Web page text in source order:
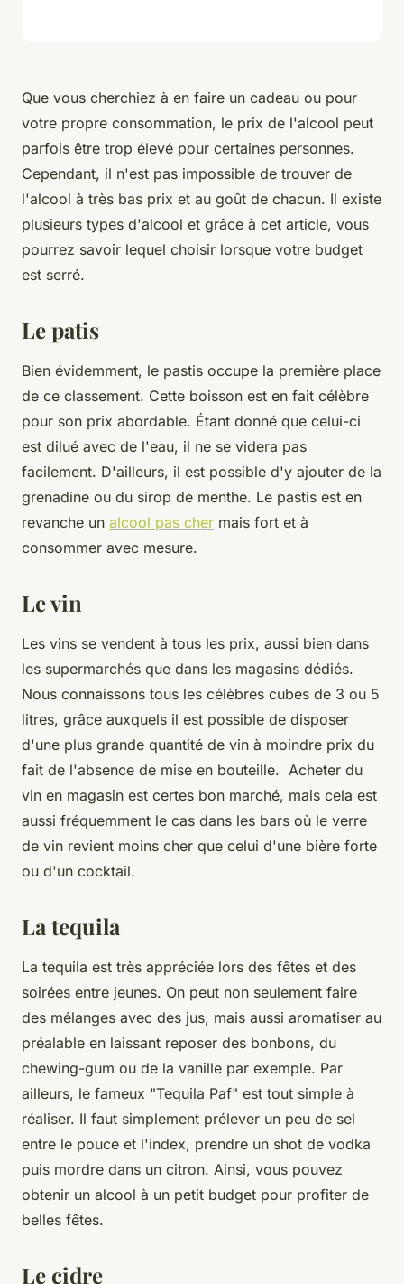
Que vous cherchiez à en faire un cadeau ou pour
votre propre consommation, le prix de l'alcool peut
parfois être trop élevé pour certaines personnes.
Cependant, il n'est pas impossible de trouver de
l'alcool à très bas prix et au goût de chacun. Il existe
plusieurs types d'alcool et grâce à cet article, vous
pourrez savoir lequel choisir lorsque votre budget
est serré.
Le patis
Bien évidemment, le pastis occupe la première place
de ce classement. Cette boisson est en fait célèbre
pour son prix abordable. Étant donné que celui-ci
est dilué avec de l'eau, il ne se videra pas
facilement. D'ailleurs, il est possible d'y ajouter de la
grenadine ou du sirop de menthe. Le pastis est en
revanche un alcool pas cher mais fort et à
consommer avec mesure.
Le vin
Les vins se vendent à tous les prix, aussi bien dans
les supermarchés que dans les magasins dédiés.
Nous connaissons tous les célèbres cubes de 3 ou 5
litres, grâce auxquels il est possible de disposer
d'une plus grande quantité de vin à moindre prix du
fait de l'absence de mise en bouteille. Acheter du
vin en magasin est certes bon marché, mais cela est
aussi fréquemment le cas dans les bars où le verre
de vin revient moins cher que celui d'une bière forte
ou d'un cocktail.
La tequila
La tequila est très appréciée lors des fêtes et des
soirées entre jeunes. On peut non seulement faire
des mélanges avec des jus, mais aussi aromatiser au
préalable en laissant reposer des bonbons, du
chewing-gum ou de la vanille par exemple. Par
ailleurs, le fameux "Tequila Paf" est tout simple à
réaliser. Il faut simplement prélever un peu de sel
entre le pouce et l'index, prendre un shot de vodka
puis mordre dans un citron. Ainsi, vous pouvez
obtenir un alcool à un petit budget pour profiter de
belles fêtes.
Le cidre